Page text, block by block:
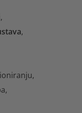
,